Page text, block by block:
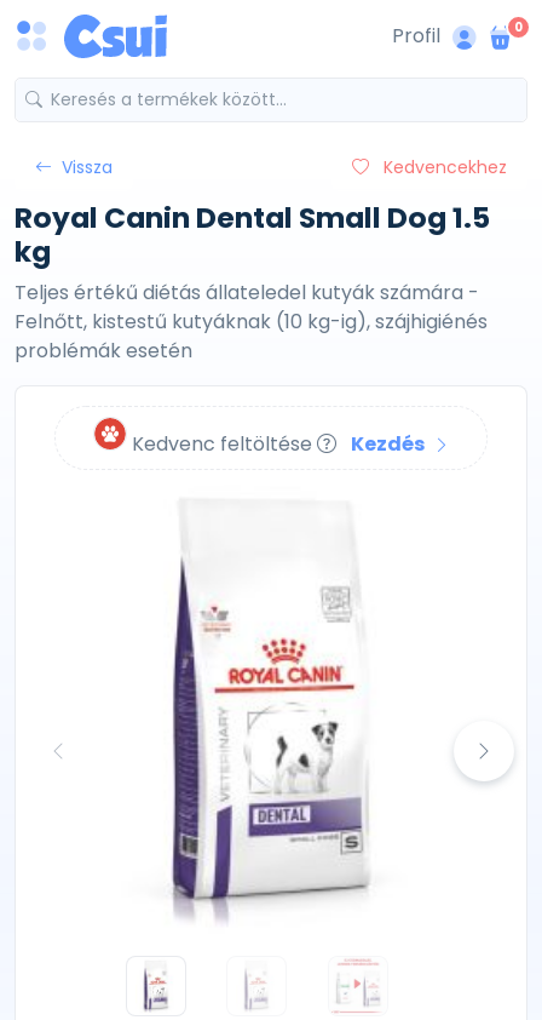
Profil 0
Vissza Kedvencekhez
Royal Canin Dental Small Dog 1.5
kg
Teljes értékű diétás állateledel kutyák számára -
Felnőtt, kistestű kutyáknak (10 kg-ig), szájhigiénés
problémák esetén
Kedvenc feltöltése Kezdés